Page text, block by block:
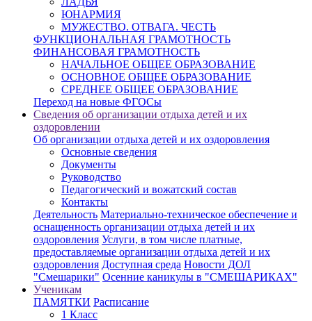
ЮНАРМИЯ
МУЖЕСТВО. ОТВАГА. ЧЕСТЬ
ФУНКЦИОНАЛЬНАЯ ГРАМОТНОСТЬ
ФИНАНСОВАЯ ГРАМОТНОСТЬ
НАЧАЛЬНОЕ ОБЩЕЕ ОБРАЗОВАНИЕ
ОСНОВНОЕ ОБЩЕЕ ОБРАЗОВАНИЕ
СРЕДНЕЕ ОБЩЕЕ ОБРАЗОВАНИЕ
Переход на новые ФГОСы
Сведения об организации отдыха детей и их
оздоровлении
Об организации отдыха детей и их оздоровления
Основные сведения
Документы
Руководство
Педагогический и вожатский состав
Контакты
Деятельность Материально-техническое обеспечение и
оснащенность организации отдыха детей и их
оздоровления Услуги, в том числе платные,
предоставляемые организации отдыха детей и их
оздоровления Доступная среда Новости ДОЛ
"Смешарики" Осенние каникулы в "СМЕШАРИКАХ"
Ученикам
ПАМЯТКИ Расписание
1 Класс